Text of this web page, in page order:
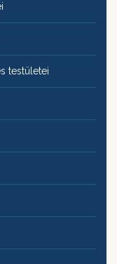
testületei